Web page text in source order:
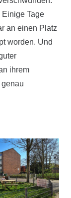
Tage
an einen Platz
worden. Und
ihrem